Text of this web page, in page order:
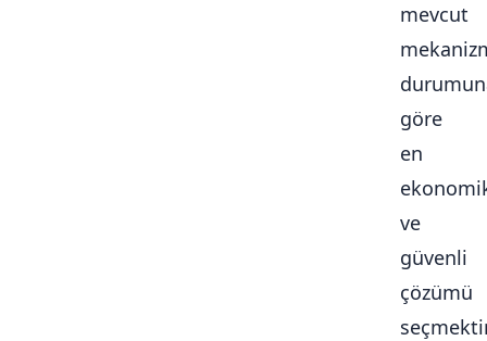
mevcut
göre
en
ve
güvenli
çözümü